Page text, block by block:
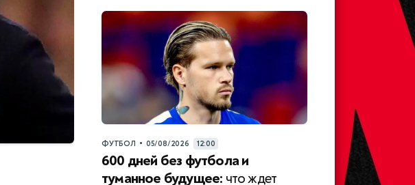
ФУТБОЛ • 05/08/2026 12:00
600 дней без футбола и
туманное будущее: что ждет